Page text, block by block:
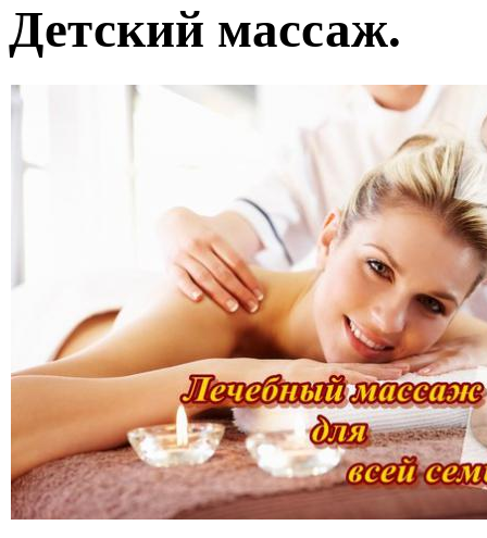
Детский массаж.